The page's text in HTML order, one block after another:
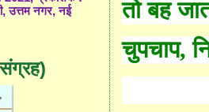
तो बह
चुपचाप,
उत्तम नगर, नई